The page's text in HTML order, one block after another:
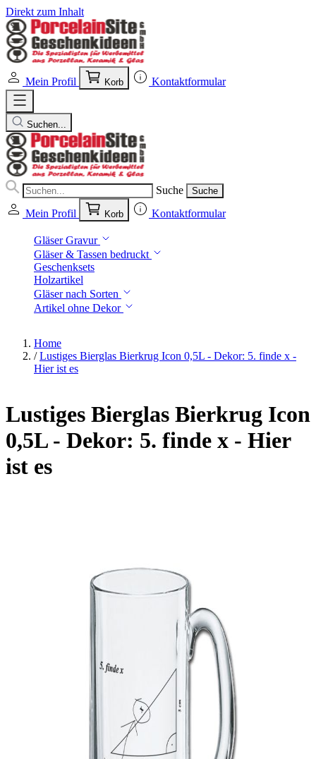
Direkt zum Inhalt
Mein Profil Korb Kontaktformular
Suchen...
Suche Suche
Mein Profil Korb Kontaktformular
Gläser Gravur
Gläser & Tassen bedruckt
Geschenksets
Holzartikel
Gläser nach Sorten
Artikel ohne Dekor
Home
/ Lustiges Bierglas Bierkrug Icon 0,5L - Dekor: 5. finde x -
Hier ist es
Lustiges Bierglas Bierkrug Icon
0,5L - Dekor: 5. finde x - Hier
ist es